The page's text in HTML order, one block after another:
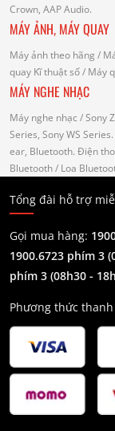
Crown, AAP Audio.
MÁY ẢNH, MÁY QUAY
Máy ảnh theo hãng /
quay Kĩ thuật số/ Máy
MÁY NGHE NHẠC
Máy nghe nhạc / Sony
Series, Sony WS Series.
ear, Bluetooth. Điện
Bluetooth/ Loa
Tổng đài hỗ trợ
Gọi mua hàng:
1900.6723 phím 3
phím 3 (08h30 -
Phương thức